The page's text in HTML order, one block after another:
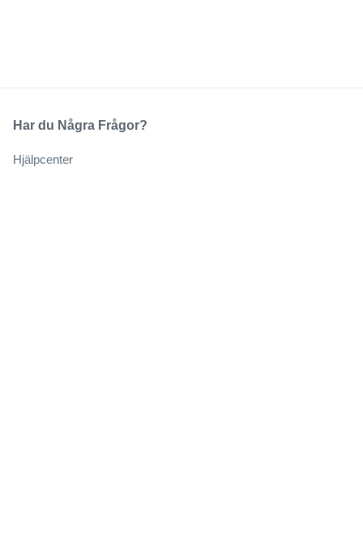
Har du Några Frågor?
Hjälpcenter